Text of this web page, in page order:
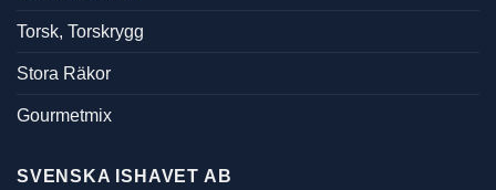
Torsk, Torskrygg
Stora Räkor
Gourmetmix
SVENSKA ISHAVET AB